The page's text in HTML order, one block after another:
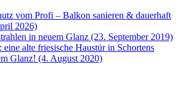
vom Profi – Balkon sanieren & dauerhaft
2026)
in neuem Glanz (23. September 2019)
eine alte friesische Haustür in Schortens
Glanz! (4. August 2020)